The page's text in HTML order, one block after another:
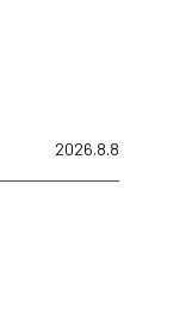
2026.8.8